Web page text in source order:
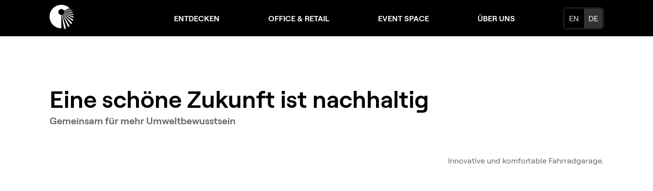
ENTDECKEN OFFICE & RETAIL EVENT SPACE ÜBER UNS EN DE
Eine schöne Zukunft ist nachhaltig
Gemeinsam für mehr Umweltbewusstsein
Innovative und komfortable Fahrradgarage.